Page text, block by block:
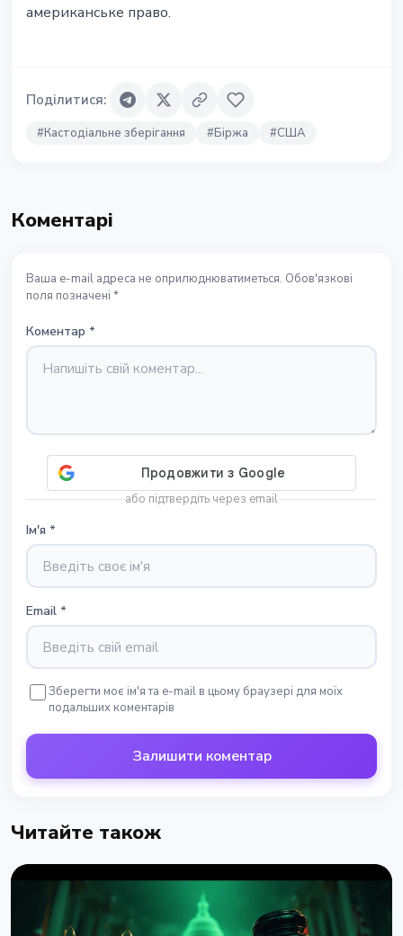
американське право.
Поділитися:
#Кастодіальне зберігання #Біржа #США
Коментарі
Ваша e-mail адреса не оприлюднюватиметься. Обов'язкові
поля позначені *
Коментар *
або підтвердіть через email
Ім'я *
Email *
Зберегти моє ім'я та e-mail в цьому браузері для моїх
подальших коментарів
Залишити коментар
Читайте також